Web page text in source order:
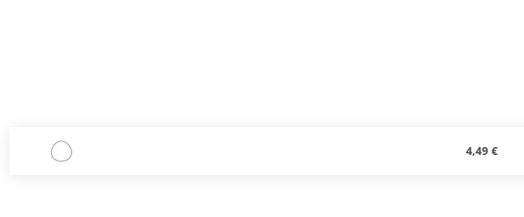
4,49 €